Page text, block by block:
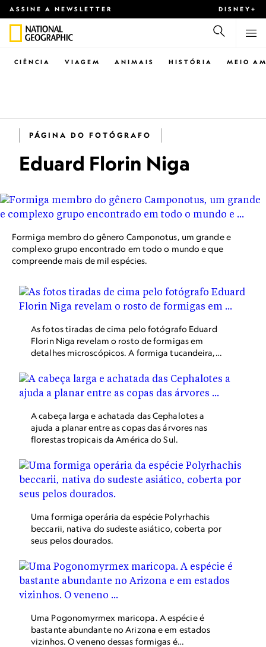
ASSINE A NEWSLETTER DISNEY+
CIÊNCIA VIAGEM ANIMAIS HISTÓRIA MEIO
PÁGINA DO FOTÓGRAFO
Eduard Florin Niga
Formiga membro do gênero Camponotus, um grande e
complexo grupo encontrado em todo o mundo e que
compreende mais de mil espécies.
As fotos tiradas de cima pelo fotógrafo Eduard
Florin Niga revelam o rosto de formigas em
detalhes microscópicos. A formiga tucandeira,
tem uma das picadas mais dolorosas entre os
insetos.
A cabeça larga e achatada das Cephalotes a
ajuda a planar entre as copas das árvores nas
florestas tropicais da América do Sul.
Uma formiga operária da espécie Polyrhachis
beccarii, nativa do sudeste asiático, coberta por
seus pelos dourados.
Uma Pogonomyrmex maricopa. A espécie é
bastante abundante no Arizona e em estados
vizinhos. O veneno dessas formigas é